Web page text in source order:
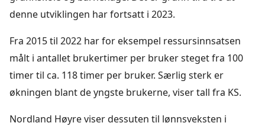
denne utviklingen har fortsatt i 2023.
Fra 2015 til 2022 har for eksempel ressursinnsatsen
målt i antallet brukertimer per bruker steget fra 100
timer til ca. 118 timer per bruker. Særlig sterk er
økningen blant de yngste brukerne, viser tall fra KS.
Nordland Høyre viser dessuten til lønnsveksten i